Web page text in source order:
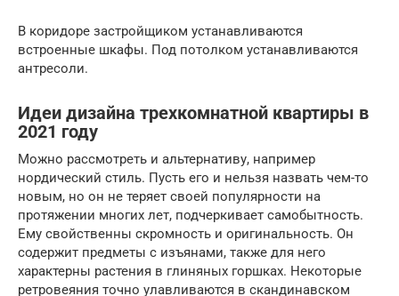
В коридоре застройщиком устанавливаются
встроенные шкафы. Под потолком устанавливаются
антресоли.
Идеи дизайна трехкомнатной квартиры в
2021 году
Можно рассмотреть и альтернативу, например
нордический стиль. Пусть его и нельзя назвать чем-то
новым, но он не теряет своей популярности на
протяжении многих лет, подчеркивает самобытность.
Ему свойственны скромность и оригинальность. Он
содержит предметы с изъянами, также для него
характерны растения в глиняных горшках. Некоторые
ретровеяния точно улавливаются в скандинавском